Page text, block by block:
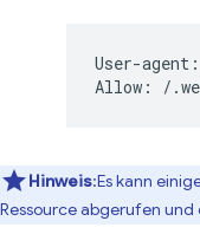
User-
Hinweis:Es kann
Ressource abgerufen